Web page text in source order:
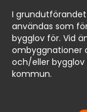
I grundutförandet
användas som
bygglov för. Vid
ombyggnationer
och/eller
kommun.